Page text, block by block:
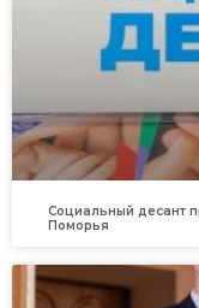
Социальный десант
Поморья